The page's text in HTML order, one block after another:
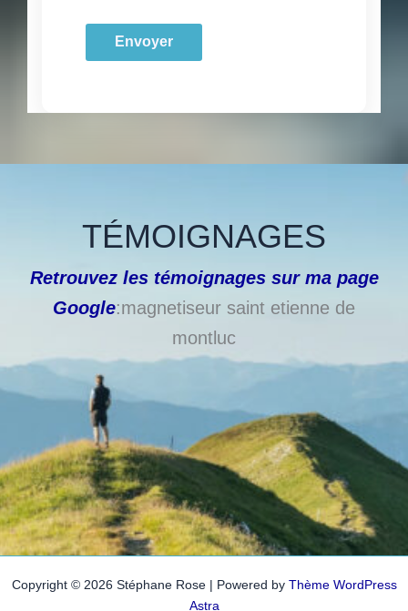
TÉMOIGNAGES
Retrouvez les témoignages sur ma page
Google:magnetiseur saint etienne de
montluc
Copyright © 2026 Stéphane Rose | Powered by Thème WordPress
Astra